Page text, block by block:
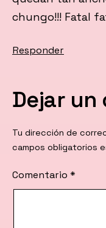
chungo!!! Fatal
Responder
Dejar
Tu dirección de
campos obligatorios
Comentario *